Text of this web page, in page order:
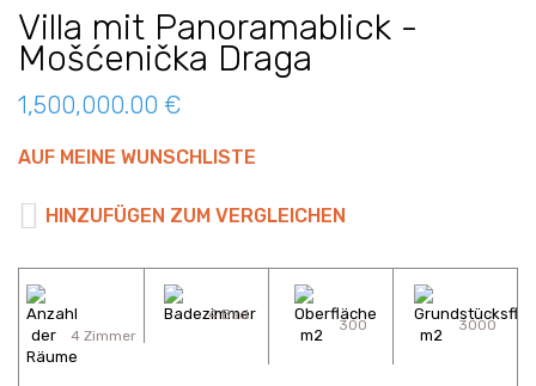
Villa mit Panoramablick -
Mošćenička Draga
1,500,000.00 €
AUF MEINE WUNSCHLISTE
HINZUFÜGEN ZUM VERGLEICHEN
4 Zimmer
4 Bad
300 3000